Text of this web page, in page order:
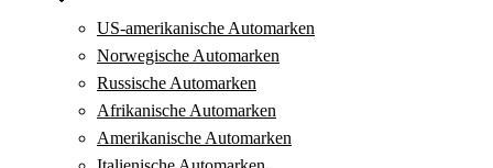
US-amerikanische Automarken
Norwegische Automarken
Russische Automarken
Afrikanische Automarken
Amerikanische Automarken